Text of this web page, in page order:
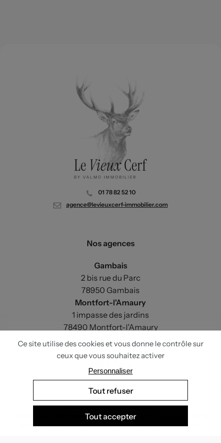
01 78 82 52 10
agence@levieuxcerf-immobilier.com
Nos agences
Gambais
2 bis rue du Parc
78950 Gambais
Montfort-l'Amaury
1 impasse des jardins
78490 Montfort-l'Amaury
Paris
33 avenue du Maine
Réalisationbe-beau.fr+Nateev.fr
© 2025 Tous droits réservés - Le Vieux Cerf -
de confidentialité-Nos honoraires-Nos agences-Nos prestations